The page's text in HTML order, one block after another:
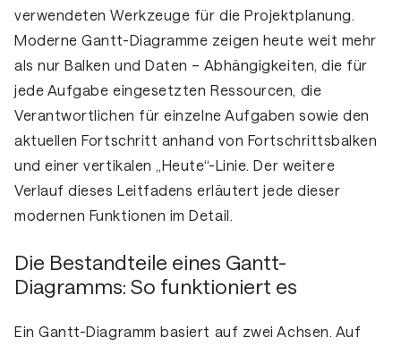
verwendeten Werkzeuge für die Projektplanung.
Moderne Gantt-Diagramme zeigen heute weit mehr
als nur Balken und Daten – Abhängigkeiten, die für
jede Aufgabe eingesetzten Ressourcen, die
Verantwortlichen für einzelne Aufgaben sowie den
aktuellen Fortschritt anhand von Fortschrittsbalken
und einer vertikalen „Heute“-Linie. Der weitere
Verlauf dieses Leitfadens erläutert jede dieser
modernen Funktionen im Detail.
Die Bestandteile eines Gantt-
Diagramms: So funktioniert es
Ein Gantt-Diagramm basiert auf zwei Achsen. Auf